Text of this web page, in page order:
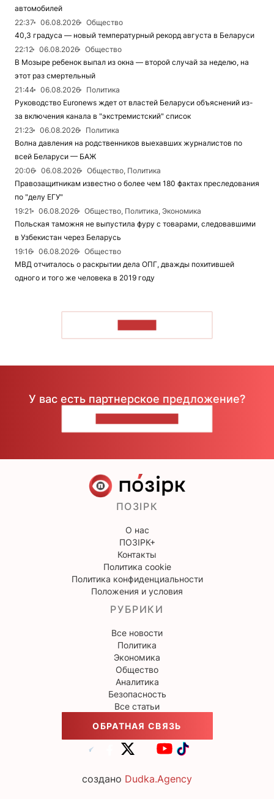
автомобилей
22:37
06.08.2026
Общество
40,3 градуса — новый температурный рекорд августа в Беларуси
22:12
06.08.2026
Общество
В Мозыре ребенок выпал из окна — второй случай за неделю, на
этот раз смертельный
21:44
06.08.2026
Политика
Руководство Euronews ждет от властей Беларуси объяснений из-
за включения канала в "экстремистский" список
21:23
06.08.2026
Политика
Волна давления на родственников выехавших журналистов по
всей Беларуси — БАЖ
20:06
06.08.2026
Общество, Политика
Правозащитникам известно о более чем 180 фактах преследования
по "делу ЕГУ"
19:21
06.08.2026
Общество, Политика, Экономика
Польская таможня не выпустила фуру с товарами, следовавшими
в Узбекистан через Беларусь
19:16
06.08.2026
Общество
МВД отчиталось о раскрытии дела ОПГ, дважды похитившей
одного и того же человека в 2019 году
У вас есть партнерское предложение?
ПОЗІРК
О нас
ПОЗІРК+
Контакты
Политика cookie
Политика конфиденциальности
Положения и условия
РУБРИКИ
Все новости
Политика
Экономика
Общество
Аналитика
Безопасность
Все статьи
ОБРАТНАЯ СВЯЗЬ
создано Dudka.Agency